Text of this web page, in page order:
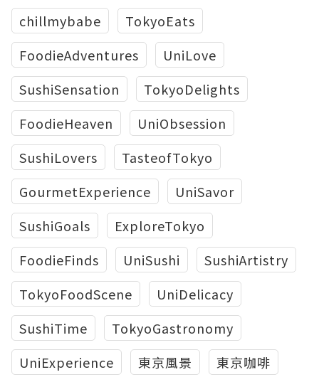
chillmybabe
TokyoEats
FoodieAdventures
UniLove
SushiSensation
TokyoDelights
FoodieHeaven
UniObsession
SushiLovers
TasteofTokyo
GourmetExperience
UniSavor
SushiGoals
ExploreTokyo
FoodieFinds
UniSushi
SushiArtistry
TokyoFoodScene
UniDelicacy
SushiTime
TokyoGastronomy
UniExperience
東京風景 東京咖啡